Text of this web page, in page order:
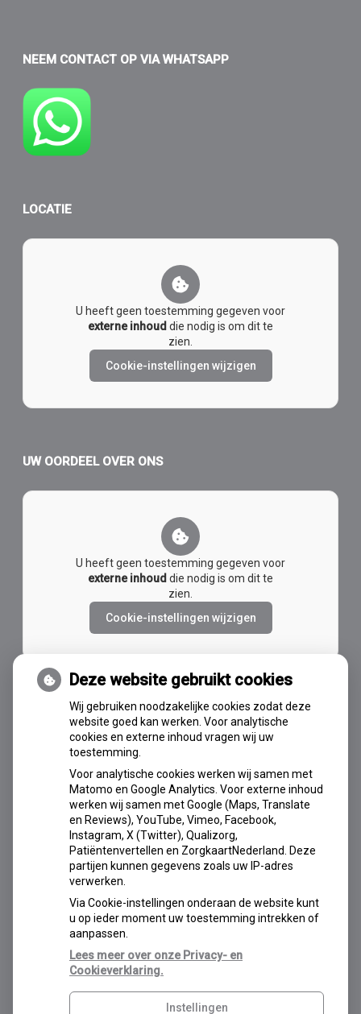
NEEM CONTACT OP VIA WHATSAPP
LOCATIE
U heeft geen toestemming gegeven voor
externe inhoud die nodig is om dit te
zien.
Cookie-instellingen wijzigen
UW OORDEEL OVER ONS
U heeft geen toestemming gegeven voor
externe inhoud die nodig is om dit te
zien.
Cookie-instellingen wijzigen
Deze website gebruikt cookies
Wij gebruiken noodzakelijke cookies zodat deze
website goed kan werken. Voor analytische
cookies en externe inhoud vragen wij uw
toestemming.
Voor analytische cookies werken wij samen met
Matomo en Google Analytics. Voor externe inhoud
werken wij samen met Google (Maps, Translate
en Reviews), YouTube, Vimeo, Facebook,
Instagram, X (Twitter), Qualizorg,
Patiëntenvertellen en ZorgkaartNederland. Deze
partijen kunnen gegevens zoals uw IP-adres
verwerken.
Via Cookie-instellingen onderaan de website kunt
u op ieder moment uw toestemming intrekken of
aanpassen.
Lees meer over onze Privacy- en
Cookieverklaring.
Instellingen